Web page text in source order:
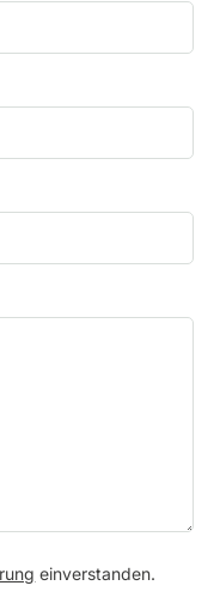
einverstanden.